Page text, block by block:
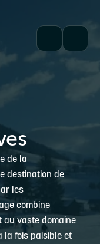
de la
destination de
les
combine
au vaste domaine
la fois paisible et